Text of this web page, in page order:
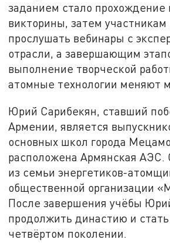
заданием стало прохождение
викторины, затем участникам
прослушать вебинары с
отрасли, а завершающим
выполнение творческой
атомные технологии меняют
Юрий Сарибекян, ставший
Армении, является
основных школ города
расположена Армянская АЭС.
из семьи энергетиков-
общественной организации
После завершения учёбы
продолжить династию и
четвёртом поколении.